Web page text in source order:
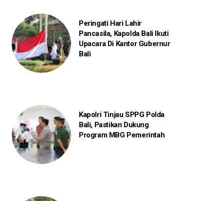
Peringati Hari Lahir
Pancasila, Kapolda Bali Ikuti
Upacara Di Kantor Gubernur
Bali
Kapolri Tinjau SPPG Polda
Bali, Pastikan Dukung
Program MBG Pemerintah